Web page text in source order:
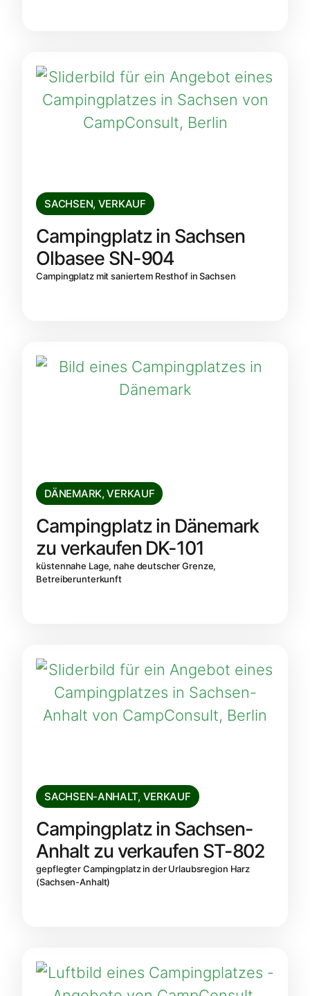
SACHSEN, VERKAUF
Campingplatz in Sachsen
Olbasee SN-904
Campingplatz mit saniertem Resthof in Sachsen
DÄNEMARK,VERKAUF
Campingplatz in Dänemark
zu verkaufen DK-101
küstennahe Lage, nahe deutscher Grenze,
Betreiberunterkunft
SACHSEN-ANHALT, VERKAUF
Campingplatz in Sachsen-
Anhalt zu verkaufen ST-802
gepflegter Campingplatz in der Urlaubsregion Harz
(Sachsen-Anhalt)